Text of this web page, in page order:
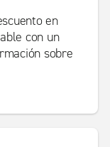
en
con un
sobre